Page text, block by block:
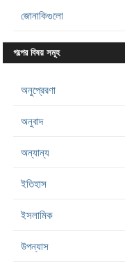
জোনাকিগুলো
গল্পের বিষয় সমূহ
অনুপ্রেরণা
অনুবাদ
অন্যান্য
ইতিহাস
ইসলামিক
উপন্যাস